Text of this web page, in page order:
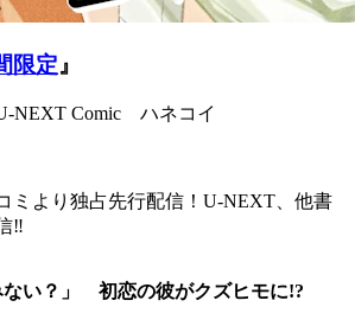
限定』
NEXT Comic ハネコイ
ミより独占先行配信！U-NEXT、他書
‼
ない？」 初恋の彼がクズヒモに!?